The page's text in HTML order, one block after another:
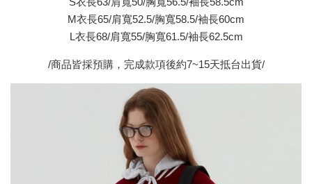
M衣長65/肩寬52.5/胸寬58.5/袖長60cm
L衣長68/肩寬55/胸寬61.5/袖長62.5cm
/商品皆採預購，完成款項後約7~15天抵台出貨/